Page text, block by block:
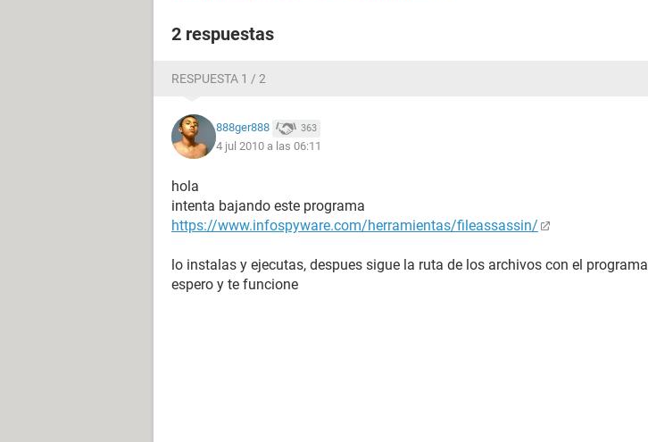
2 respuestas
RESPUESTA 1 / 2
888ger888 363
4 jul 2010 a las 06:11
hola
intenta bajando este programa
https://www.infospyware.com/herramientas/fileassassin/
lo instalas y ejecutas, despues sigue la ruta de los archivos con el programa
espero y te funcione